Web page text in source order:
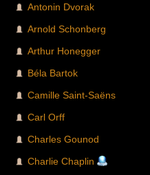
Antonin Dvorak
Arnold Schonberg
Arthur Honegger
Béla Bartok
Camille Saint-Saëns
Carl Orff
Charles Gounod
Charlie Chaplin